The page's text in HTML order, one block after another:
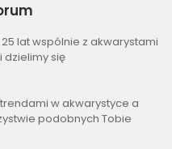
lat wspólnie z akwarystami
dzielimy się
w akwarystyce a
podobnych Tobie